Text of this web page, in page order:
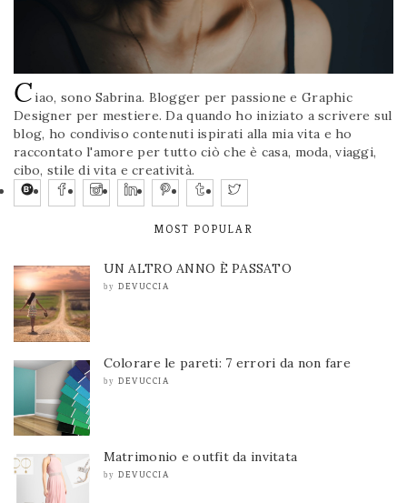
Ciao, sono Sabrina. Blogger per passione e Graphic
Designer per mestiere. Da quando ho iniziato a scrivere sul
blog, ho condiviso contenuti ispirati alla mia vita e ho
raccontato l'amore per tutto ciò che è casa, moda, viaggi,
cibo, stile di vita e creatività.
MOST POPULAR
UN ALTRO ANNO È PASSATO
by DEVUCCIA
Colorare le pareti: 7 errori da non fare
by DEVUCCIA
Matrimonio e outfit da invitata
by DEVUCCIA